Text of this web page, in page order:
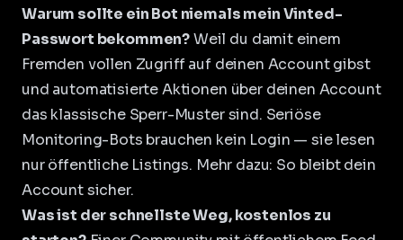
Warum sollte ein Bot niemals mein Vinted-
Passwort bekommen?Weil du damit einem
Fremden vollen Zugriff auf deinen Account gibst
und automatisierte Aktionen über deinen Account
das klassische Sperr-Muster sind. Seriöse
Monitoring-Bots brauchen kein Login — sie lesen
nur öffentliche Listings. Mehr dazu: So bleibt dein
Account sicher.
Was ist der schnellste Weg, kostenlos zu